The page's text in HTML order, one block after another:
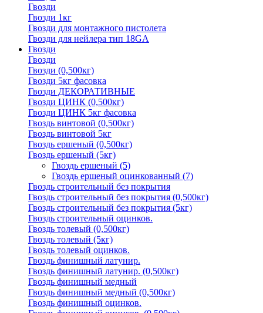
Гвозди
Гвозди 1кг
Гвозди для монтажного пистолета
Гвозди для нейлера тип 18GA
Гвозди
Гвозди
Гвозди (0,500кг)
Гвозди 5кг фасовка
Гвозди ДЕКОРАТИВНЫЕ
Гвозди ЦИНК (0,500кг)
Гвозди ЦИНК 5кг фасовка
Гвоздь винтовой (0,500кг)
Гвоздь винтовой 5кг
Гвоздь ершеный (0,500кг)
Гвоздь ершеный (5кг)
Гвоздь ершеный (5)
Гвоздь ершеный оцинкованный (7)
Гвоздь строительный без покрытия
Гвоздь строительный без покрытия (0,500кг)
Гвоздь строительный без покрытия (5кг)
Гвоздь строительный оцинков.
Гвоздь толевый (0,500кг)
Гвоздь толевый (5кг)
Гвоздь толевый оцинков.
Гвоздь финишный латунир.
Гвоздь финишный латунир. (0,500кг)
Гвоздь финишный медный
Гвоздь финишный медный (0,500кг)
Гвоздь финишный оцинков.